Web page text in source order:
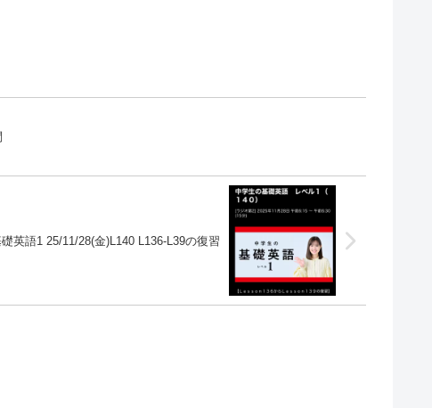
英語1 25/11/28(金)L140 L136-L39の復習